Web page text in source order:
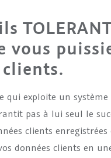
vous
qui exploite un
pas à lui seul le
clients
données clients en